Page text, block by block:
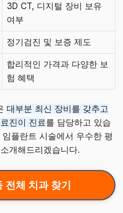
3D CT, 디지털 장비 보유
여부
정기검진 및 보증 제도
합리적인 가격과 다양한 보
험 혜택
대부분 최신 장비를 갖추고
진이 진료를 담당하고 있습
플란트 시술에서 우수한 평
개해드리겠습니다.
전체 치과 찾기